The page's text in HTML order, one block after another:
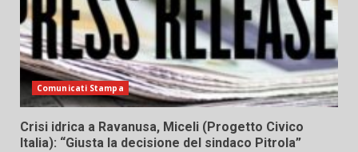
Comunicati Stampa
Crisi idrica a Ravanusa, Miceli (Progetto Civico
Italia): “Giusta la decisione del sindaco Pitrola”